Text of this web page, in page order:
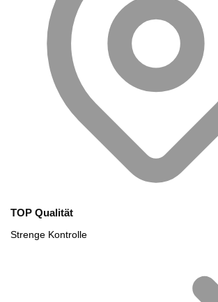
TOP Qualität
Strenge Kontrolle